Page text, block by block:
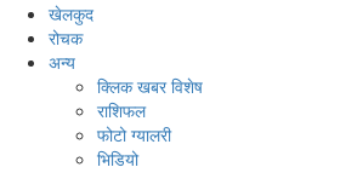
खेलकुद
रोचक
अन्य
क्लिक खबर विशेष
राशिफल
फोटो ग्यालरी
भिडियो